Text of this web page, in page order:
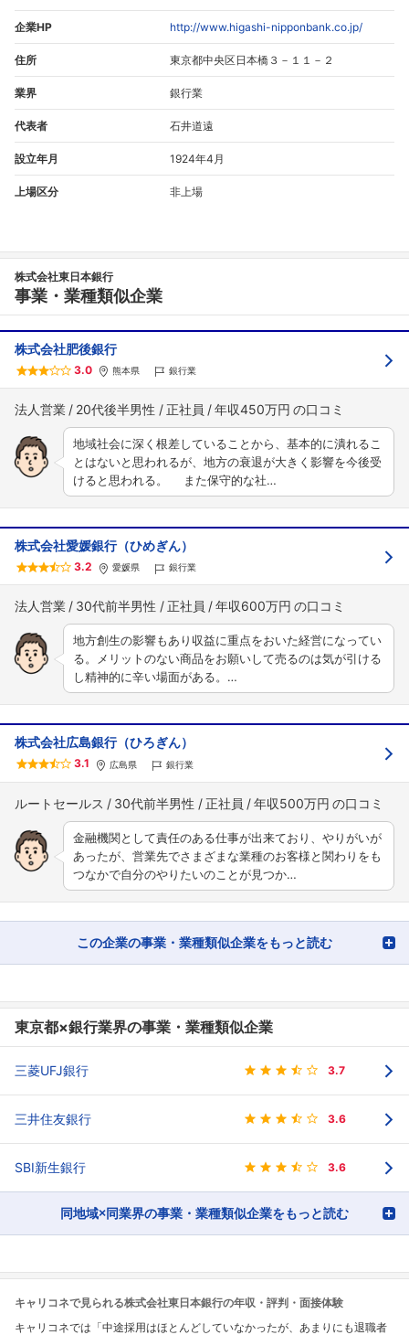
企業HP http://www.higashi-nipponbank.co.jp/
住所 東京都中央区日本橋３－１１－２
業界 銀行業
代表者 石井道遠
設立年月 1924年4月
上場区分 非上場
株式会社東日本銀行
事業・業種類似企業
株式会社肥後銀行
3.0 熊本県 銀行業
法人営業 20代後半男性 正社員 年収450万円
地域社会に深く根差していることから、基本的に潰れるこ
とはないと思われるが、地方の衰退が大きく影響を今後受
けると思われる。 また保守的な社…
株式会社愛媛銀行（ひめぎん）
3.2 愛媛県 銀行業
法人営業 30代前半男性 正社員 年収600万円
地方創生の影響もあり収益に重点をおいた経営になってい
る。メリットのない商品をお願いして売るのは気が引ける
し精神的に辛い場面がある。…
株式会社広島銀行（ひろぎん）
3.1 広島県 銀行業
ルートセールス 30代前半男性 正社員 年収500万円
金融機関として責任のある仕事が出来ており、やりがいが
あったが、営業先でさまざまな業種のお客様と関わりをも
つなかで自分のやりたいのことが見つか…
この企業の事業・業種類似企業をもっと読む
東京都×銀行業界の事業・業種類似企業
三菱UFJ銀行 3.7
三井住友銀行 3.6
SBI新生銀行 3.6
同地域×同業界の事業・業種類似企業をもっと読む
キャリコネで見られる株式会社東日本銀行の年収・評判・面接体験
キャリコネでは「中途採用はほとんどしていなかったが、あまりにも退職者